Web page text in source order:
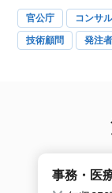
官公庁 コンサ
技術顧問
発注
事務・医